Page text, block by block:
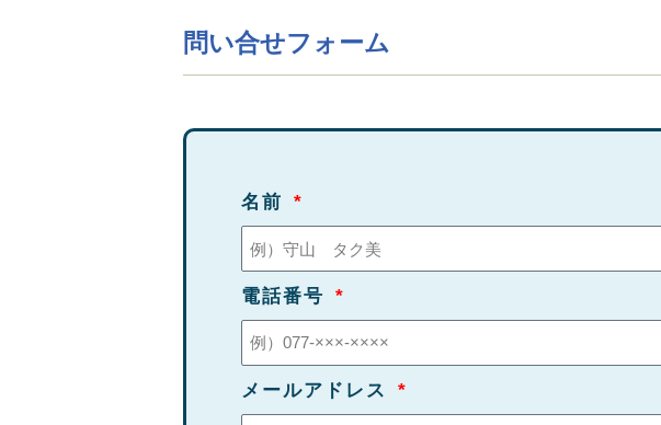
問い合せフォーム
名前
電話番号
メールアドレス